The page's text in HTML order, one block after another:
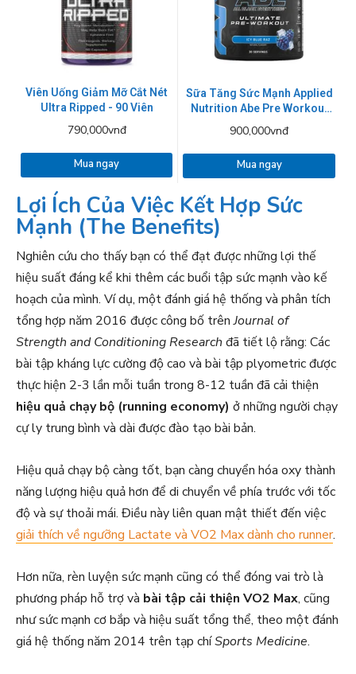
Viên Uống Giảm Mỡ Cắt Nét
Ultra Ripped - 90 Viên
790,000vnđ
Mua ngay
Sữa Tăng Sức Mạnh Applied
Nutrition Abe Pre Workout
900,000vnđ
Mua ngay
Lợi Ích Của Việc Kết Hợp Sức
Mạnh (The Benefits)
Nghiên cứu cho thấy bạn có thể đạt được những lợi thế
hiệu suất đáng kể khi thêm các buổi tập sức mạnh vào kế
hoạch của mình. Ví dụ, một đánh giá hệ thống và phân tích
tổng hợp năm 2016 được công bố trênJournal of
Strength and Conditioning Research đã tiết lộ rằng: Các
bài tập kháng lực cường độ cao và bài tập plyometric được
thực hiện 2-3 lần mỗi tuần trong 8-12 tuần đã cải thiện
hiệu quả chạy bộ (running economy) ở những người chạy
cự ly trung bình và dài được đào tạo bài bản.
Hiệu quả chạy bộ càng tốt, bạn càng chuyển hóa oxy thành
năng lượng hiệu quả hơn để di chuyển về phía trước với tốc
độ và sự thoải mái. Điều này liên quan mật thiết đến việc
giải thích về ngưỡng Lactate và VO2 Max dành cho runner.
Hơn nữa, rèn luyện sức mạnh cũng có thể đóng vai trò là
phương pháp hỗ trợ và bài tập cải thiện VO2 Max, cũng
như sức mạnh cơ bắp và hiệu suất tổng thể, theo một đánh
giá hệ thống năm 2014 trên tạp chíSports Medicine.